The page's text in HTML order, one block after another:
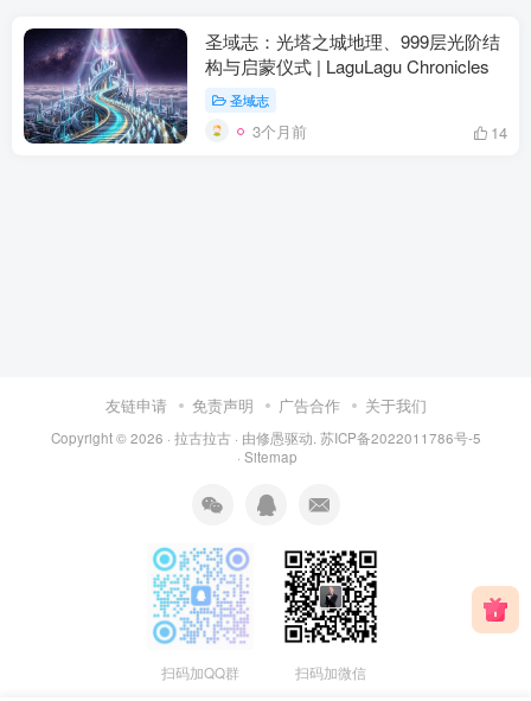
圣域志：光塔之城地理、999层光阶结
构与启蒙仪式 | LaguLagu Chronicles
圣域志
3个月前 14
友链申请 免责声明 广告合作 关于我们
Copyright © 2026 · 拉古拉古 · 由修愚驱动. 苏ICP备2022011786号-5
· Sitemap
扫码加QQ群 扫码加微信